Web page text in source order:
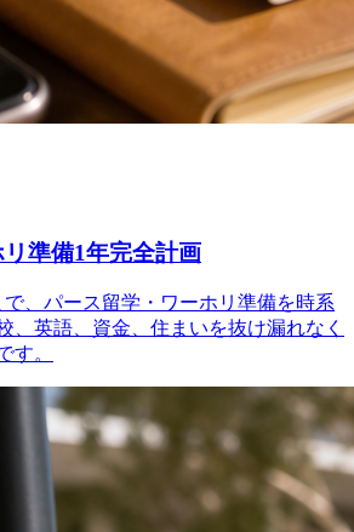
準備1年完全計画
、パース留学・ワーホリ準備を時系
、英語、資金、住まいを抜け漏れなく
す。